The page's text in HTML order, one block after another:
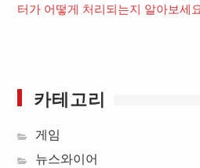
터가 어떻게 처리되는지 알아보세
카테고리
게임
뉴스와이어